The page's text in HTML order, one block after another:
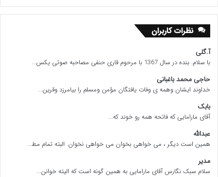
نظرات کاربران
آ.گلی
با سلام. بنده در سال 1367 با مرحوم قاری حنفی مصاحبه صوتی یکس...
حاجی محمد باغبانی
خداوند ایشان وهمه ی وفات یافتگان مؤمن ومسلم را بیامرزد وقرین...
بابک
آقای مارامایی که فاتحه همه رو خوند که...
عبدالله
همین است دیگر ، می خواهی بخوان می خواهی نخوان. البته تمام مط...
مدیر
سلام سبک نگارس آقای مارامایی به همین گونه است که الیته خوانن...